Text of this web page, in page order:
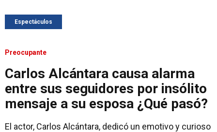
Espectáculos
Preocupante
Carlos Alcántara causa alarma
entre sus seguidores por insólito
mensaje a su esposa ¿Qué pasó?
El actor, Carlos Alcántara, dedicó un emotivo y curioso